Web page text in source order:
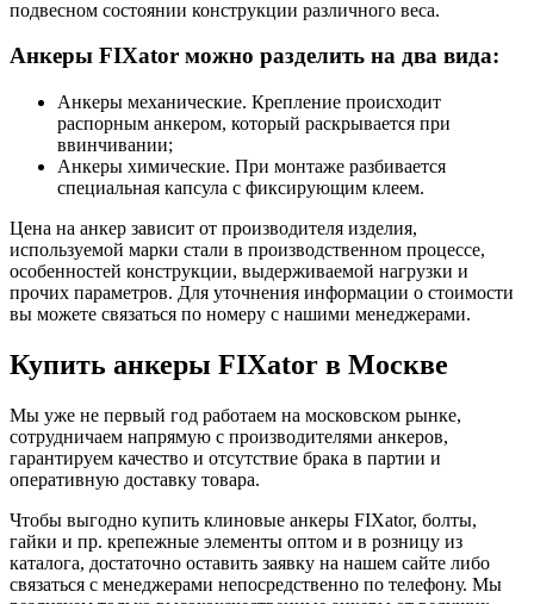
подвесном состоянии конструкции различного веса.
Анкеры FIXator можно разделить на два вида:
Анкеры механические. Крепление происходит
распорным анкером, который раскрывается при
ввинчивании;
Анкеры химические. При монтаже разбивается
специальная капсула с фиксирующим клеем.
Цена на анкер зависит от производителя изделия,
используемой марки стали в производственном процессе,
особенностей конструкции, выдерживаемой нагрузки и
прочих параметров. Для уточнения информации о стоимости
вы можете связаться по номеру с нашими менеджерами.
Купить анкеры FIXator в Москве
Мы уже не первый год работаем на московском рынке,
сотрудничаем напрямую с производителями анкеров,
гарантируем качество и отсутствие брака в партии и
оперативную доставку товара.
Чтобы выгодно купить клиновые анкеры FIXator, болты,
гайки и пр. крепежные элементы оптом и в розницу из
каталога, достаточно оставить заявку на нашем сайте либо
связаться с менеджерами непосредственно по телефону. Мы